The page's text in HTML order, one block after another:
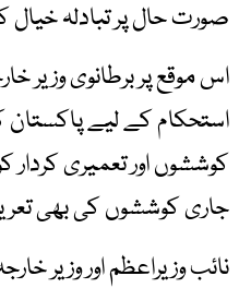
صورت حال پر تبادلہ خیال
اس موقع پر برطانوی وزیر
استحکام کے لیے
کوششوں اور تعمیری کردار
جاری کوششوں کی بھی
نائب وزیراعظم اور وزیر